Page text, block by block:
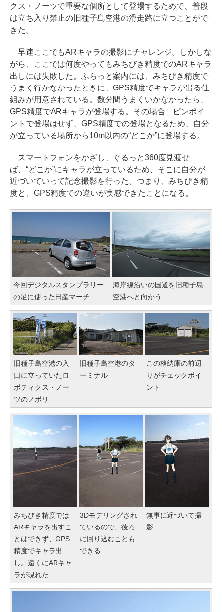
クス・ノーツで重要な個所として登場するためで、普段
は立ち入り禁止の旧種子島空港の滑走路に立つことがで
きた。
早速ここでもARキャラの撮影にチャレンジ。しかしな
がら、ここでは何度やってもみちびき精度でのARキャラ
出しには失敗した。ふらっと案内には、みちびき精度で
うまく行かなかったときに、GPS精度でキャラが出る仕
組みが用意されている。数分間うまくいかなかったら、
GPS精度でARキャラが登場する。その場合、ピンポイ
ントで登場はせず、GPS精度での登場となるため、自分
が立っている場所から10m以内の“どこか”に登場する。
スマートフォンをかざし、ぐるっと360度見渡せ
ば、“どこか”にキャラが立っているため、そこに自分が
近づいていって記念撮影を行った。つまり、みちびき精
度と、GPS精度での違いが実感できたことになる。
今回デジタルスタンプラリー
の足に使った日産マーチ
海岸線沿いの国道を旧種子島
空港へと向かう
旧種子島空港の入
口に立っていたロ
ボティクス・ノー
ツのノボリ
旧種子島空港のタ
ーミナル
この格納庫の前辺
りがチェックポイ
ント
みちびき精度では
ARキャラを出すこ
とはできず、GPS
精度でキャラ出
し。遠くにARキャ
ラが現れた
3Dモデリングされ
ているので、後ろ
に回り込むことも
できる
無事に近づいて撮
影